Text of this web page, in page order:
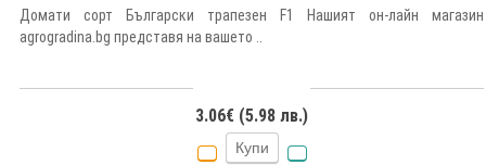
Домати сорт Български трапезен F1 Нашият он-лайн магазин
agrogradina.bg представя на вашето ..
3.06€ (5.98 лв.)
Купи